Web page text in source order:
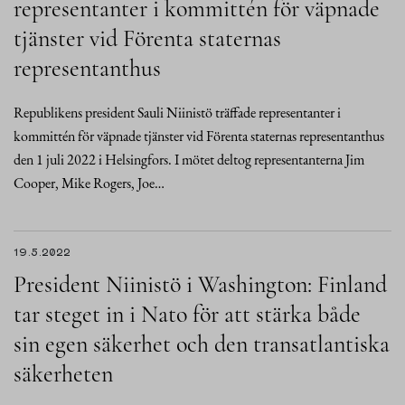
representanter i kommittén för väpnade
tjänster vid Förenta staternas
representanthus
Republikens president Sauli Niinistö träffade representanter i
kommittén för väpnade tjänster vid Förenta staternas representanthus
den 1 juli 2022 i Helsingfors. I mötet deltog representanterna Jim
Cooper, Mike Rogers, Joe…
19.5.2022
President Niinistö i Washington: Finland
tar steget in i Nato för att stärka både
sin egen säkerhet och den transatlantiska
säkerheten